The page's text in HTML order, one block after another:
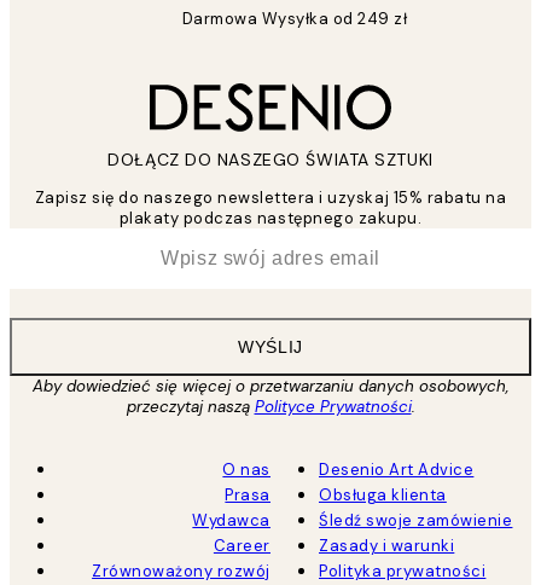
Darmowa Wysyłka od 249 zł
DOŁĄCZ DO NASZEGO ŚWIATA SZTUKI
Zapisz się do naszego newslettera i uzyskaj 15% rabatu na
plakaty podczas następnego zakupu.
WYŚLIJ
Aby dowiedzieć się więcej o przetwarzaniu danych osobowych,
przeczytaj naszą Polityce Prywatności.
O nas
Prasa
Wydawca
Career
Zrównoważony rozwój
Desenio Art Advice
Obsługa klienta
Śledź swoje zamówienie
Zasady i warunki
Polityka prywatności